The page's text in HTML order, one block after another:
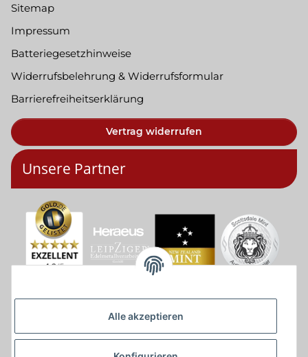
Alle akzeptieren
Sitemap
Impressum
Batteriegesetzhinweise
Widerrufsbelehrung & Widerrufsformular
Barrierefreiheitserklärung
Vertrag widerrufen
Unsere Partner